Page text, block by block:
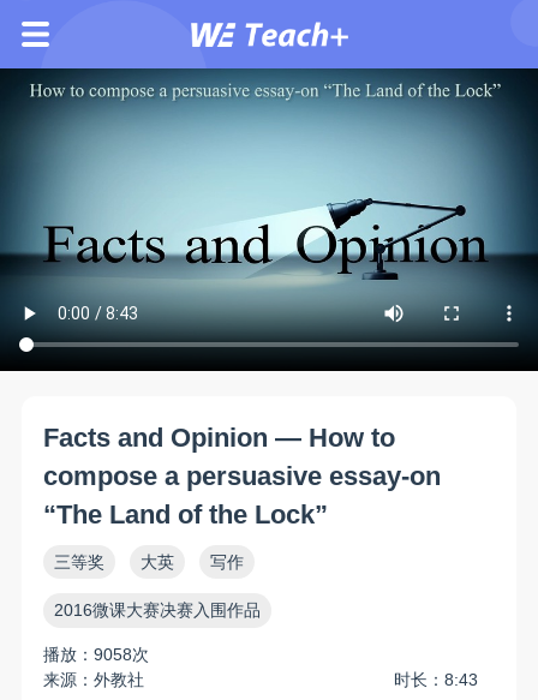
Facts and Opinion — How to
compose a persuasive essay-on
“The Land of the Lock”
三等奖 大英 写作
2016微课大赛决赛入围作品
播放：9058次
来源：外教社
时长：8:43